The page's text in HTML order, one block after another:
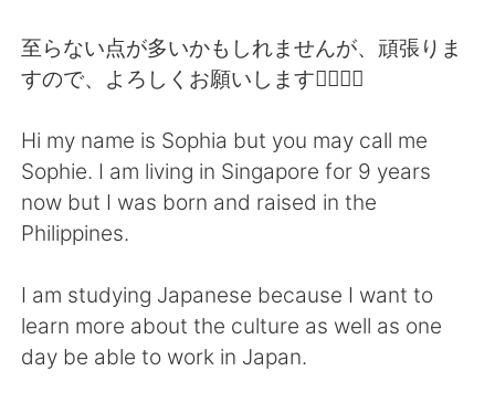
Türkçe Tiếng Việt
Português
至らない点が多いかもしれませんが、頑張りま
すので、よろしくお願いします🙇‍♀️🙇‍♀️
Hi my name is Sophia but you may call me
Sophie. I am living in Singapore for 9 years
now but I was born and raised in the
Philippines.
I am studying Japanese because I want to
learn more about the culture as well as one
day be able to work in Japan.